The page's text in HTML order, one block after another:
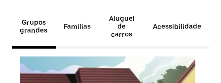
Grupos
grandes
Famílias
Aluguel
de
carros
Acessibilidade